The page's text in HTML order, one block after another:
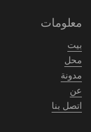
معلومات
بيت
محل
مدونة
عن
اتصل بنا